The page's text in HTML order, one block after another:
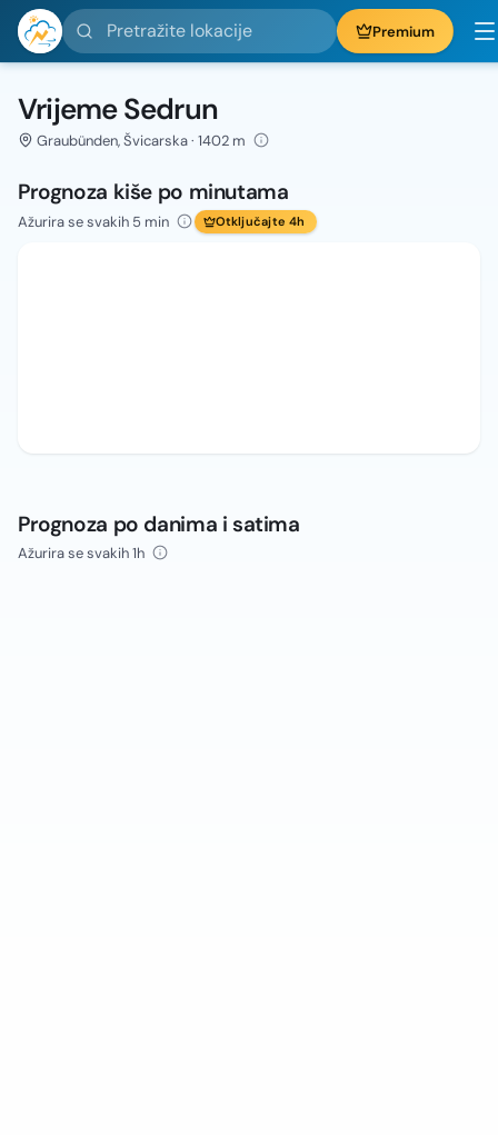
Pretražite lokacije Premium
Vrijeme Sedrun
Graubünden, Švicarska · 1402 m
Prognoza kiše po minutama
Ažurira se svakih 5 min Otključajte 4h
Prognoza po danima i satima
Ažurira se svakih 1h